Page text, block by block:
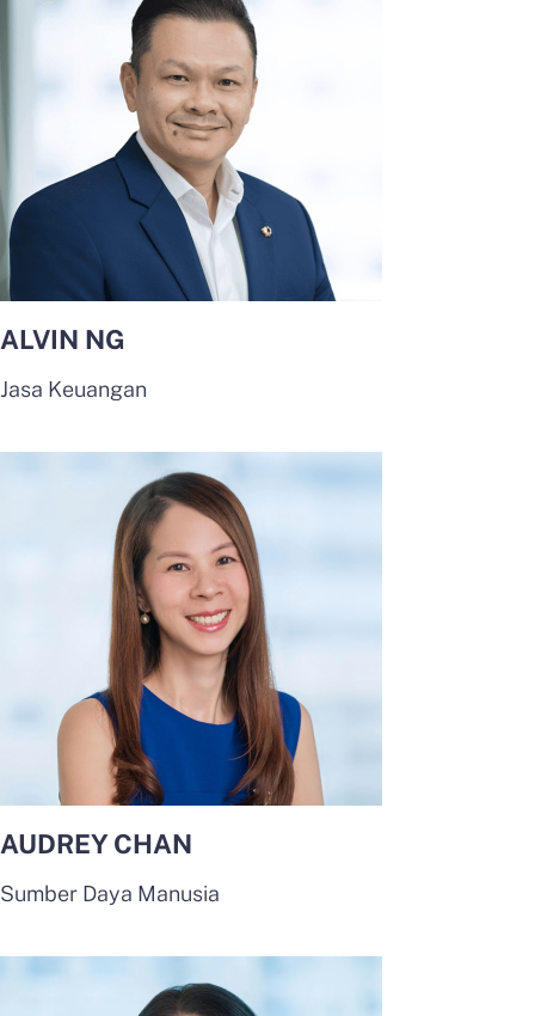
ALVIN NG
Jasa Keuangan
AUDREY CHAN
Sumber Daya Manusia